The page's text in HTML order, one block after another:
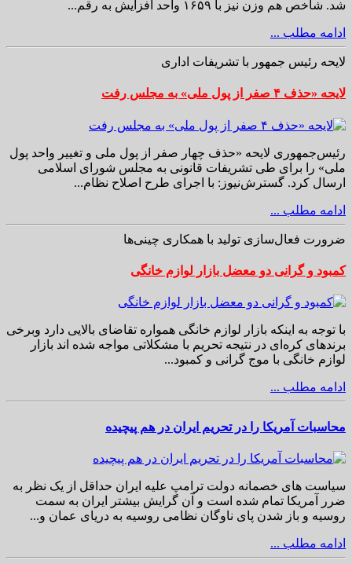
شد. شاخص هم وزن نیز با ۱۶۵۹ واحد افزایش به رقم...
ادامه مطلب ...
لایحه رئیس جمهور با تشریفات اداری
لایحه «حذف ۴ صفر از پول ملی» به مجلس رفت
رئیس‌جمهوری لایحه «حذف چهار صفر از پول ملی و تغییر واحد پول
ملی» را برای طی تشریفات قانونی به مجلس شورای اسلامی
ارسال کرد. گسترش‌نیوز: با اجرای طرح اصلاح نظام...
ادامه مطلب ...
ضرورت فعال‌سازی تولید با همکاری چینی‌ها
کمبود و گرانی دو معضل بازار لوازم خانگی
با توجه به اینکه بازار لوازم خانگی همواره تقاضای بالایی دارد وبرخی
برندهای کره‌ای در نتیجه تحریم با مشکلاتی مواجه شده اند بازار
لوازم خانگی با موج گرانی و کمبود...
ادامه مطلب ...
محاسبات آمریکا را در تحریم ایران در هم پیچیده
سیاست های خصمانه دولت ترامپ علیه ایران حداقل از یک نظر به
ضرر آمریکا تمام شده است و آن گرایش بیشتر ایران به سمت
روسیه و باز شدن پای ناوگان نظامی روسیه به دریای عمان و...
ادامه مطلب ...